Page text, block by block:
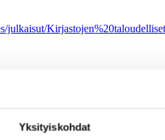
Yksityiskohdat
julkaisut/